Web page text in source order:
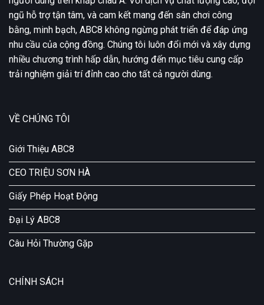
ngũ hỗ trợ tận tâm, và cam kết mang đến sân chơi công
bằng, minh bạch, ABC8 không ngừng phát triển để đáp ứng
nhu cầu của cộng đồng. Chúng tôi luôn đổi mới và xây dựng
nhiều chương trình hấp dẫn, hướng đến mục tiêu cung cấp
trải nghiệm giải trí đỉnh cao cho tất cả người dùng.
VỀ CHÚNG TÔI
Giới Thiệu ABC8
CEO TRIỆU SƠN HÀ
Giấy Phép Hoạt Động
Đại Lý ABC8
Câu Hỏi Thường Gặp
CHÍNH SÁCH